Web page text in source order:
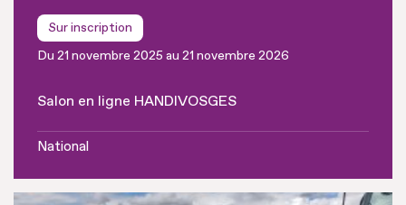
Sur inscription
Du 21 novembre 2025 au 21 novembre 2026
Salon en ligne HANDIVOSGES
National